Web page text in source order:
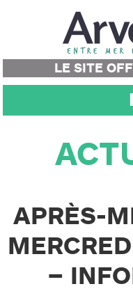
LE SITE
APRÈS-
–